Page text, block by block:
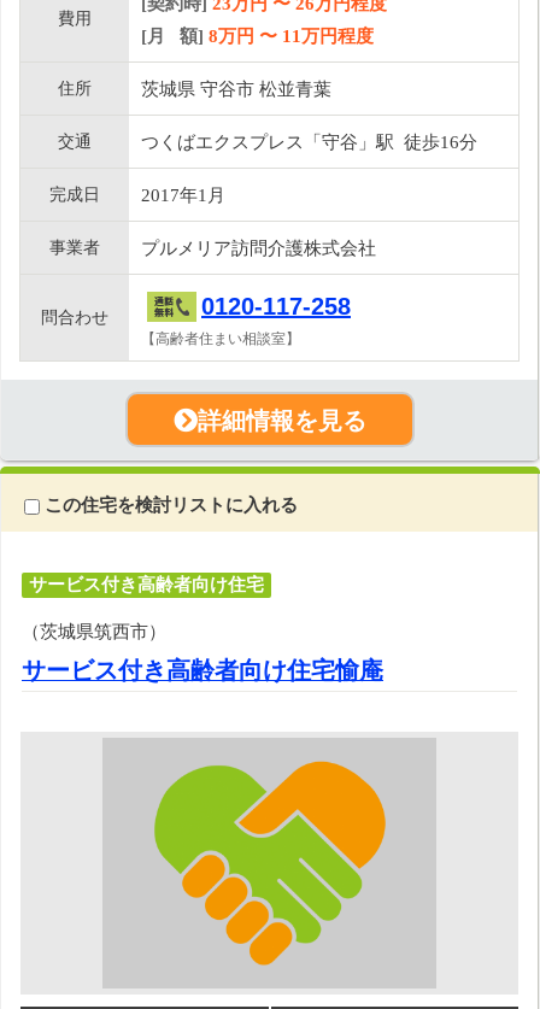
費用
[月 額] 8万円 〜 11万円程度
住所 茨城県 守谷市 松並青葉
交通 つくばエクスプレス「守谷」駅 徒歩16分
完成日 2017年1月
事業者 プルメリア訪問介護株式会社
問合わせ 0120-117-258
【高齢者住まい相談室】
詳細情報を見る
この住宅を検討リストに入れる
サービス付き高齢者向け住宅
（茨城県筑西市）
サービス付き高齢者向け住宅愉庵